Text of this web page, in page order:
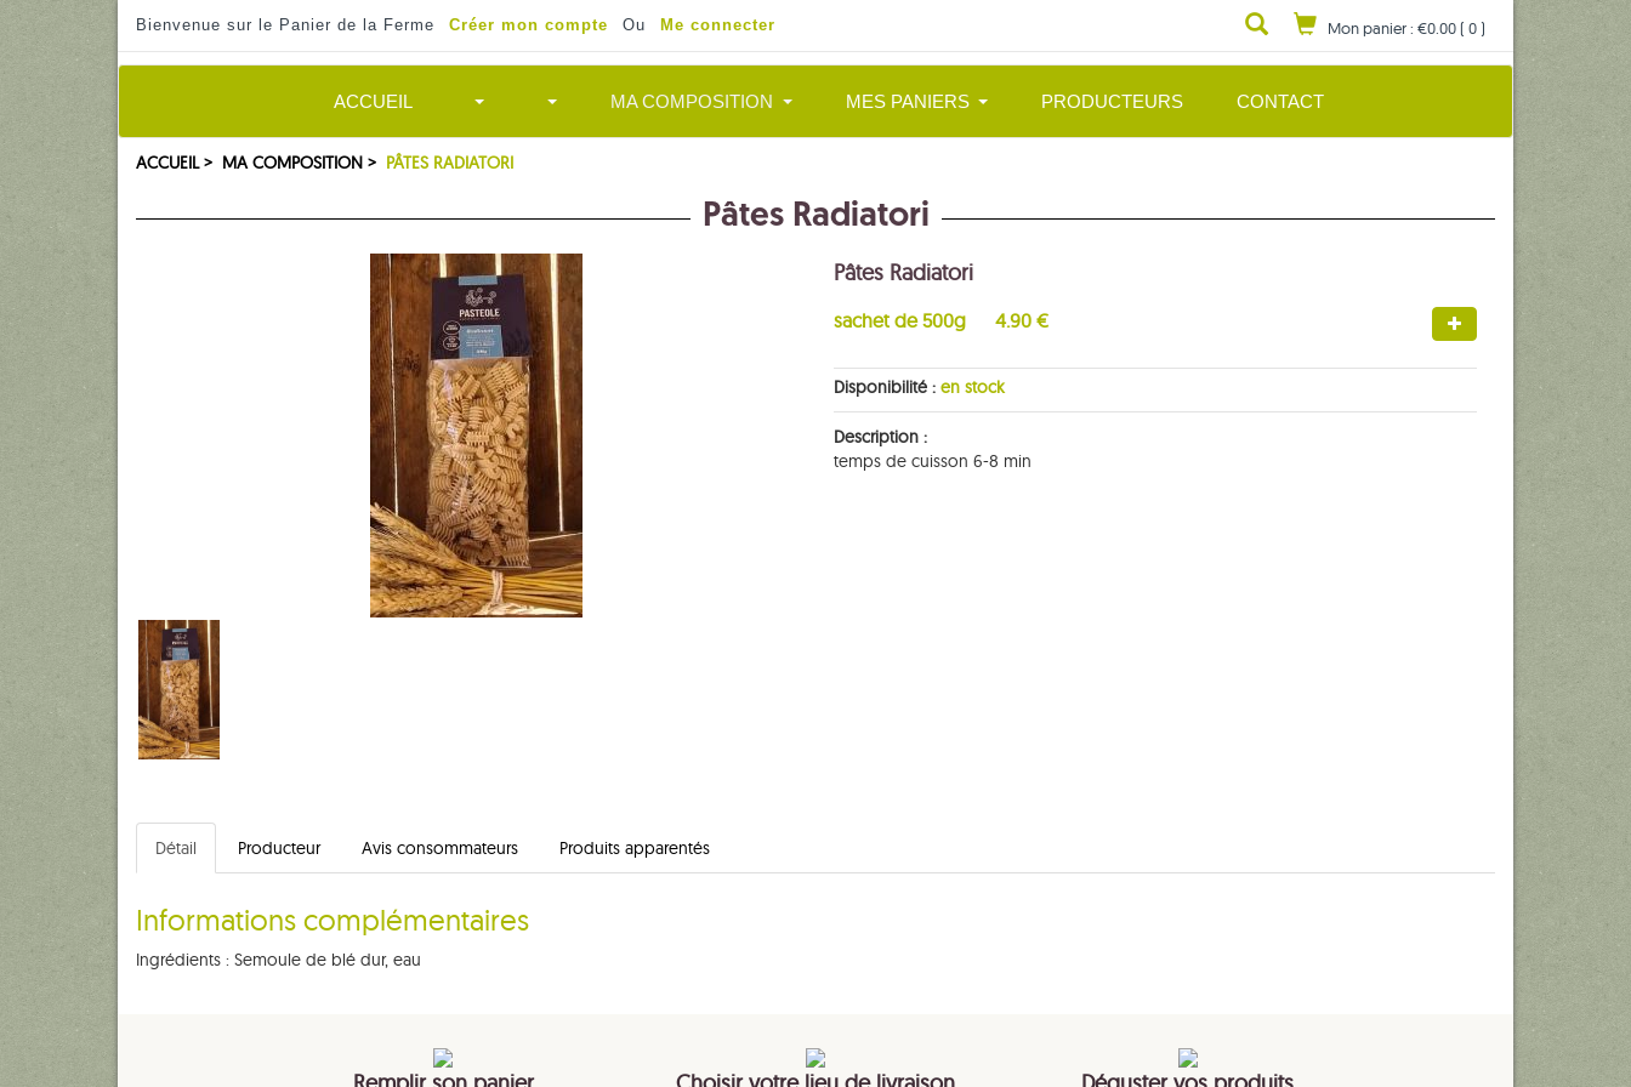
Bienvenue sur le Panier de la Ferme Créer mon compte Ou Me connecter Mon panier : €0.00( 0 )
ACCUEIL MA COMPOSITION MES PANIERS PRODUCTEURS CONTACT
ACCUEIL > MA COMPOSITION > PÂTES RADIATORI
Pâtes Radiatori
Pâtes Radiatori
sachet de 500g 4.90 €
Disponibilité : en stock
Description :
temps de cuisson 6-8 min
Détail Producteur Avis consommateurs Produits apparentés
Informations complémentaires
Ingrédients : Semoule de blé dur, eau